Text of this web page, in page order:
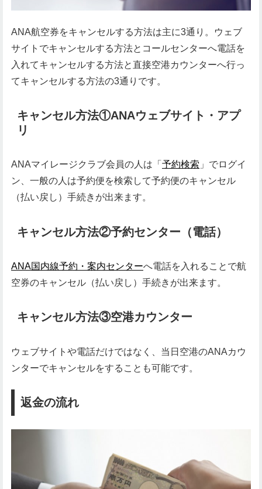
ANA航空券をキャンセルする方法は主に3通り。ウェブ
サイトでキャンセルする方法とコールセンターへ電話を
入れてキャンセルする方法と直接空港カウンターへ行っ
てキャンセルする方法の3通りです。
キャンセル方法①ANAウェブサイト・アプ
リ
ANAマイレージクラブ会員の人は「 予約検索 」でログイ
ン、一般の人は予約便を検索して予約便のキャンセル
（払い戻し）手続きが出来ます。
キャンセル方法②予約センター（電話）
ANA国内線予約・案内センターへ電話を入れることで航
空券のキャンセル（払い戻し）手続きが出来ます。
キャンセル方法③空港カウンター
ウェブサイトや電話だけではなく、当日空港のANAカウ
ンターでキャンセルをすることも可能です。
返金の流れ